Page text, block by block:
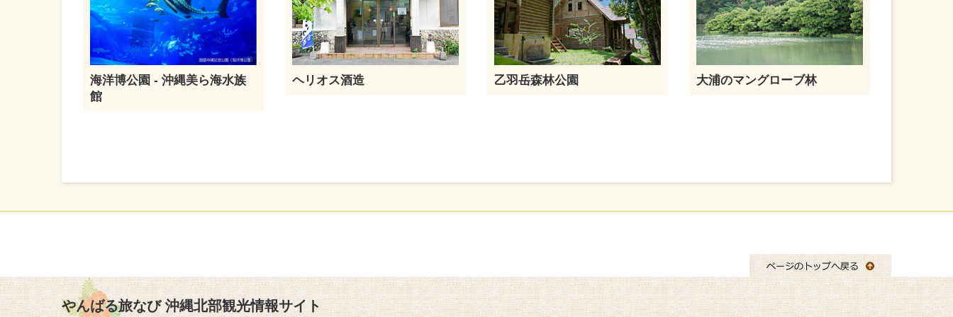
海洋博公園 - 沖縄美ら海水族
館
ヘリオス酒造 乙羽岳森林公園 大浦のマングローブ林
やんばる旅なび 沖縄北部観光情報サイト